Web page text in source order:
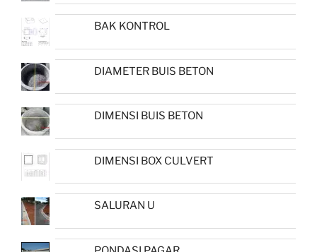
BAK KONTROL
DIAMETER BUIS BETON
DIMENSI BUIS BETON
DIMENSI BOX CULVERT
SALURAN U